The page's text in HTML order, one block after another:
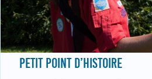
PETIT POINT D’HISTOIRE